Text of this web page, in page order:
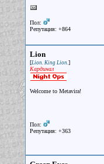
Пол:
Репутация: +864
Lion
[Lion. King Lion.]
Кардинал
Welcome to Metavira!
Пол:
Репутация: +363